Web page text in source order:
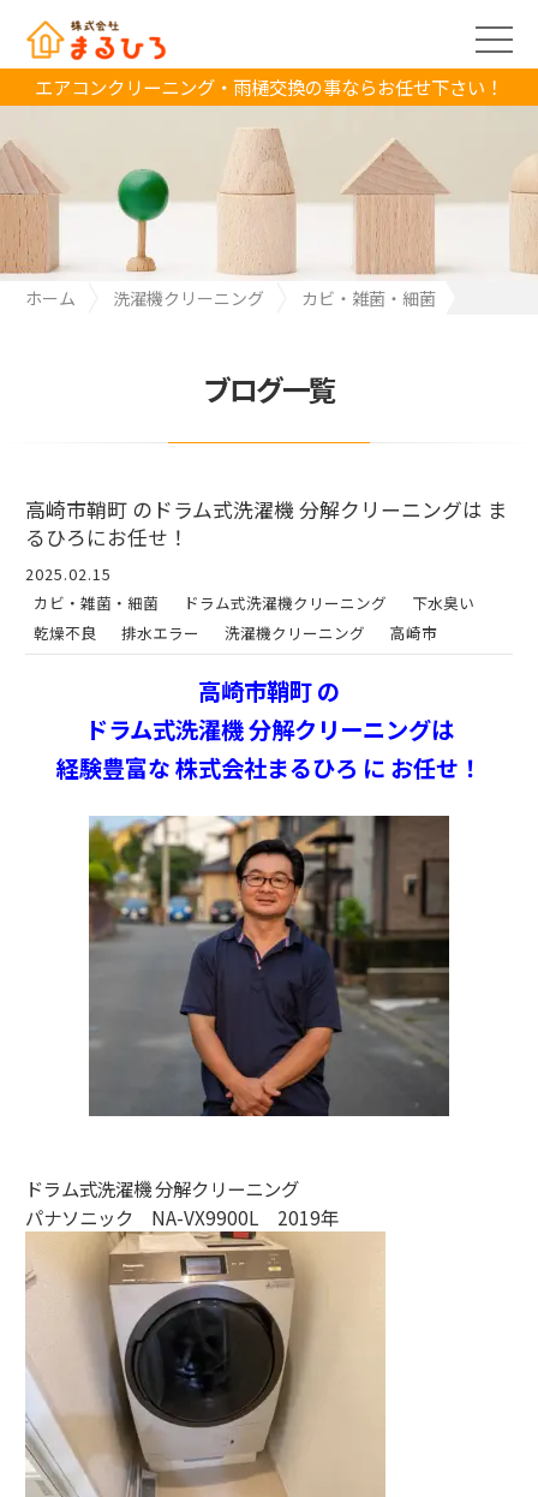
エアコンクリーニング・雨樋交換の事ならお任せ下さい！
ホーム 洗濯機クリーニング
カビ・雑菌・細菌
ブログ一覧
高崎市鞘町 のドラム式洗濯機 分解クリーニングは ま
るひろにお任せ！
2025.02.15
カビ・雑菌・細菌
ドラム式洗濯機クリーニング
下水臭い
乾燥不良
排水エラー 洗濯機クリーニング 高崎市
高崎市鞘町 の
ドラム式洗濯機 分解クリーニングは
経験豊富な 株式会社まるひろ に お任せ！
ドラム式洗濯機 分解クリーニング
パナソニック NA-VX9900L 2019年